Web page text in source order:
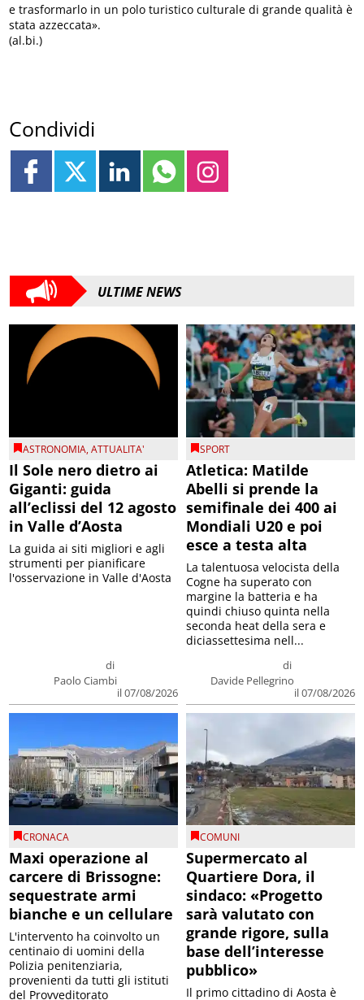
e trasformarlo in un polo turistico culturale di grande qualità è
stata azzeccata».
(al.bi.)
Condividi
ULTIME NEWS
ASTRONOMIA,ATTUALITA'
Il Sole nero dietro ai
Giganti: guida
all’eclissi del 12 agosto
in Valle d’Aosta
di
Paolo Ciambi
il 07/08/2026
La guida ai siti migliori e agli
strumenti per pianificare
l'osservazione in Valle d'Aosta
SPORT
Atletica: Matilde
Abelli si prende la
semifinale dei 400 ai
Mondiali U20 e poi
esce a testa alta
di
Davide Pellegrino
il 07/08/2026
La talentuosa velocista della
Cogne ha superato con
margine la batteria e ha
quindi chiuso quinta nella
seconda heat della sera e
diciassettesima nell...
CRONACA
Maxi operazione al
carcere di Brissogne:
sequestrate armi
bianche e un cellulare
L'intervento ha coinvolto un
centinaio di uomini della
Polizia penitenziaria,
provenienti da tutti gli istituti
del Provveditorato
COMUNI
Supermercato al
Quartiere Dora, il
sindaco: «Progetto
sarà valutato con
grande rigore, sulla
base dell’interesse
pubblico»
Il primo cittadino di Aosta è